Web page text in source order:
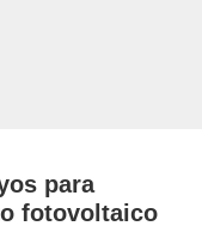
para
fotovoltaico